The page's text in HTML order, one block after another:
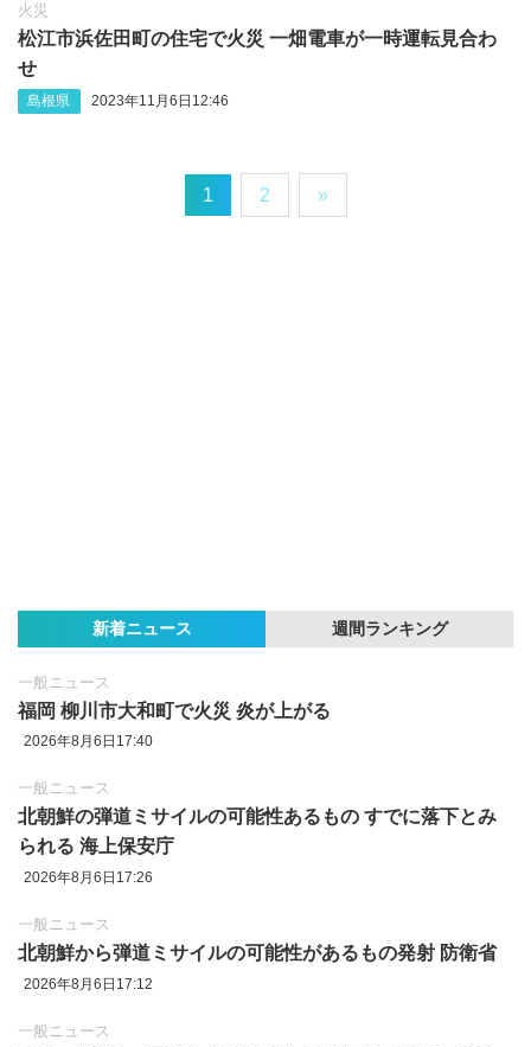
火災
松江市浜佐田町の住宅で火災 一畑電車が一時運転見合わ
せ
島根県 2023年11月6日12:46
1 2 »
新着ニュース 週間ランキング
一般ニュース
福岡 柳川市大和町で火災 炎が上がる
2026年8月6日17:40
一般ニュース
北朝鮮の弾道ミサイルの可能性あるもの すでに落下とみ
られる 海上保安庁
2026年8月6日17:26
一般ニュース
北朝鮮から弾道ミサイルの可能性があるもの発射 防衛省
2026年8月6日17:12
一般ニュース